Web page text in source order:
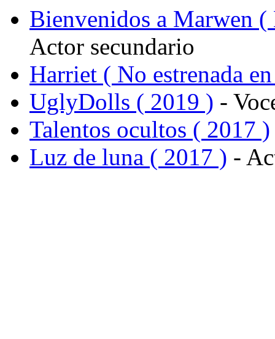
Bienvenidos a Marwen (
Actor secundario
Harriet ( No estrenada
UglyDolls ( 2019 ) -
Talentos ocultos ( 2017 )
Luz de luna ( 2017 ) -